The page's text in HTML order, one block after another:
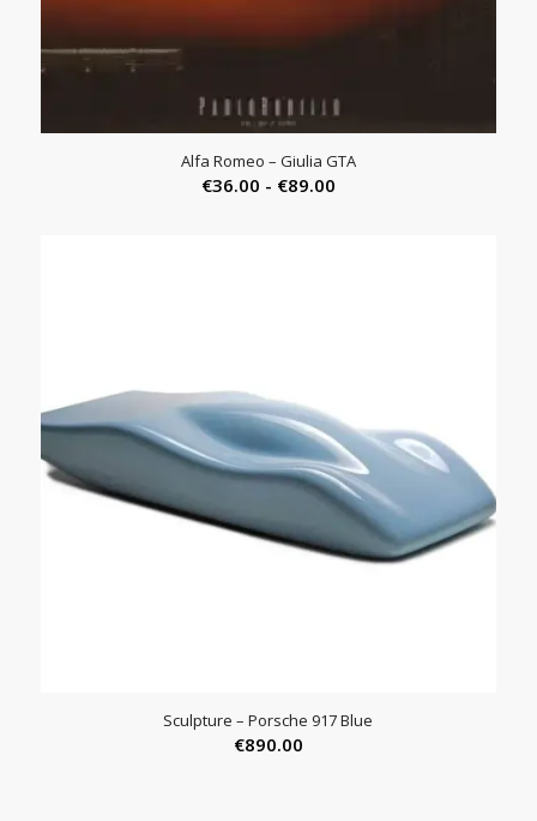
Alfa Romeo – Giulia GTA
€36.00 - €89.00Prijsklasse:
Sculpture – Porsche 917 Blue
€890.00